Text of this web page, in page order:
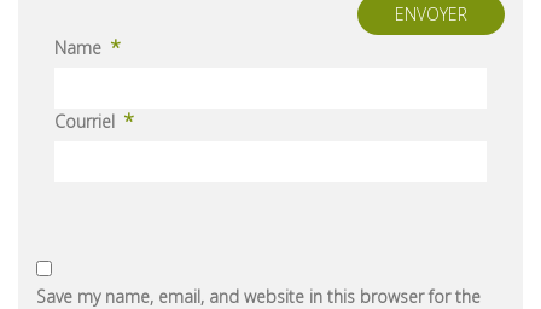
ENVOYER
Name *
Courriel *
Save my name, email, and website in this browser for the